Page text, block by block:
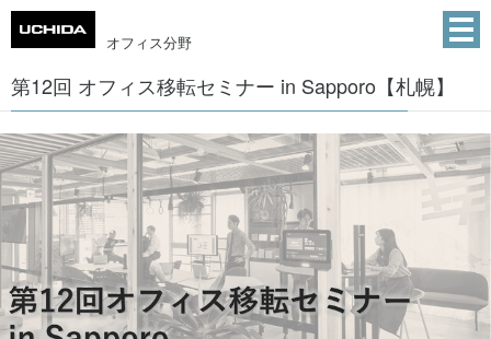
オフィス分野
第12回 オフィス移転セミナー in Sapporo【札幌】